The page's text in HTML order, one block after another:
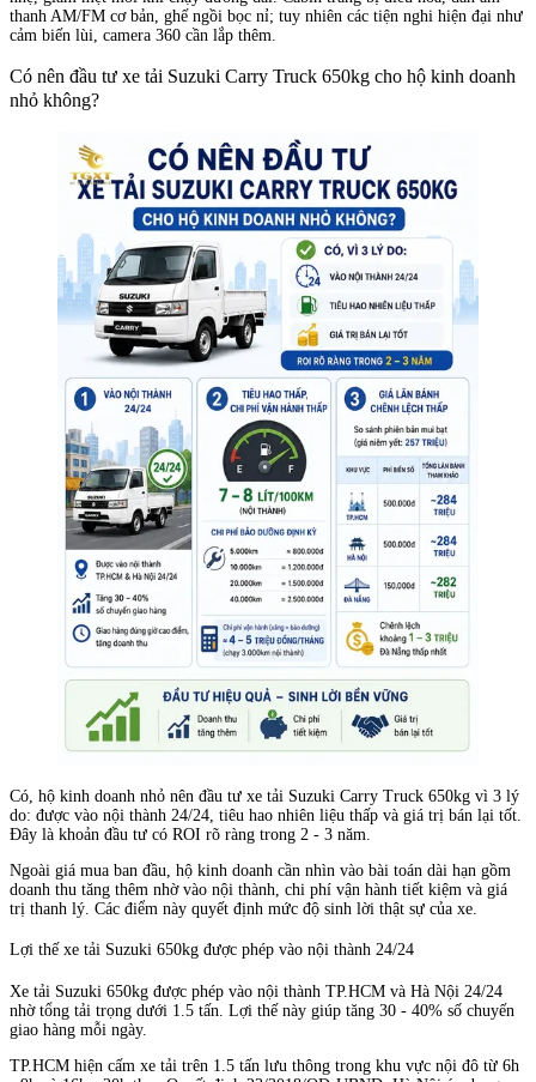
thanh AM/FM cơ bản, ghế ngồi bọc nỉ; tuy nhiên các tiện nghi hiện đại như
cảm biến lùi, camera 360 cần lắp thêm.
Có nên đầu tư xe tải Suzuki Carry Truck 650kg cho hộ kinh doanh
nhỏ không?
Có, hộ kinh doanh nhỏ nên đầu tư xe tải Suzuki Carry Truck 650kg vì 3 lý
do: được vào nội thành 24/24, tiêu hao nhiên liệu thấp và giá trị bán lại tốt.
Đây là khoản đầu tư có ROI rõ ràng trong 2 - 3 năm.
Ngoài giá mua ban đầu, hộ kinh doanh cần nhìn vào bài toán dài hạn gồm
doanh thu tăng thêm nhờ vào nội thành, chi phí vận hành tiết kiệm và giá
trị thanh lý. Các điểm này quyết định mức độ sinh lời thật sự của xe.
Lợi thế xe tải Suzuki 650kg được phép vào nội thành 24/24
Xe tải Suzuki 650kg được phép vào nội thành TP.HCM và Hà Nội 24/24
nhờ tổng tải trọng dưới 1.5 tấn. Lợi thế này giúp tăng 30 - 40% số chuyến
giao hàng mỗi ngày.
TP.HCM hiện cấm xe tải trên 1.5 tấn lưu thông trong khu vực nội đô từ 6h